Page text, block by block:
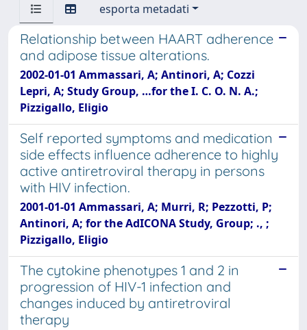
esporta metadati
Relationship between HAART adherence
and adipose tissue alterations.
2002-01-01 Ammassari, A; Antinori, A; Cozzi
Lepri, A; Study Group, …for the I. C. O. N. A.;
Pizzigallo, Eligio
Self reported symptoms and medication
side effects influence adherence to highly
active antiretroviral therapy in persons
with HIV infection.
2001-01-01 Ammassari, A; Murri, R; Pezzotti, P;
Antinori, A; for the AdICONA Study, Group; ., ;
Pizzigallo, Eligio
The cytokine phenotypes 1 and 2 in
progression of HIV-1 infection and
changes induced by antiretroviral
therapy